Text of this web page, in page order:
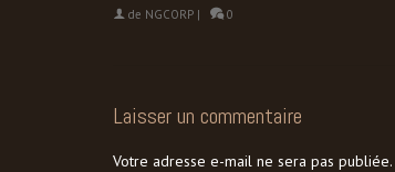
de NGCORP | 0
Laisser un commentaire
Votre adresse e-mail ne sera pas publiée.